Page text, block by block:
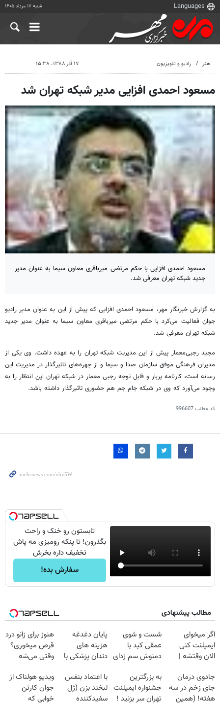
شنبه ۱۷ مرداد ۱۴۰۵
هنر رادیو و تلویزیون ۱۷ آذر ۱۳۸۸، ۱۵:۳۸
مسعود احمدی ‌افزایی مدیر شبکه تهران شد
مسعود احمدی ‌افزایی با حکم مرتضی میرباقری معاون سیما به عنوان مدیر
جدید شبکه تهران معرفی شد.
به گزارش خبرنگار مهر، مسعود احمدی افزایی که پیش از این به عنوان مدیر رادیو
جوان فعالیت می‌کرد با حکم مرتضی میرباقری معاون سیما به عنوان مدیر جدید
شبکه تهران معرفی شد.
مجید رجبی‌معمار پیش از این مدیریت شبکه تهران را به عهده داشت. وی یکی از
مدیران فرهنگی موفق سازمان صدا و سیما و از چهره‌های تاثیرگذار در مدیریت این
رسانه است، کارنامه پربار و قابل توجه رجبی معمار در شبکه تهران این انتظار را به
وجود می‌آورد که وی در شبکه جام جم هم حضوری تاثیرگذار داشته باشد.
کد مطلب996607
تابستون رو خنک و راحت
بگذرون! تا پنکه رومیزی مه پاش
تخفیف داره بخرش
سفارش بده!
مطالب پیشنهادی
اگر میخوای
ایمپلنت کنی
الان وقتشه |
میلیون تومان!!!
شست و شوی
عمقی کبد با
دمنوش سم زدای
پایان دغدغه
هزینه های
دندان پزشکی با
خانگی
هنوز برای زانو درد
قرص میخوری؟
وقتی می‌شه
درمانش کرد؟؟؟؟
جادوی درمان
جای زخم در سه
هفته! (همین
به بزرگترین
جشنواره ایمپلنت
تهران سر بزنید !
با اعتماد بنفس
لبخند بزن (ژل
سفیدکننده
ویدیو هولناک از
جوان کارتن
خوابی که